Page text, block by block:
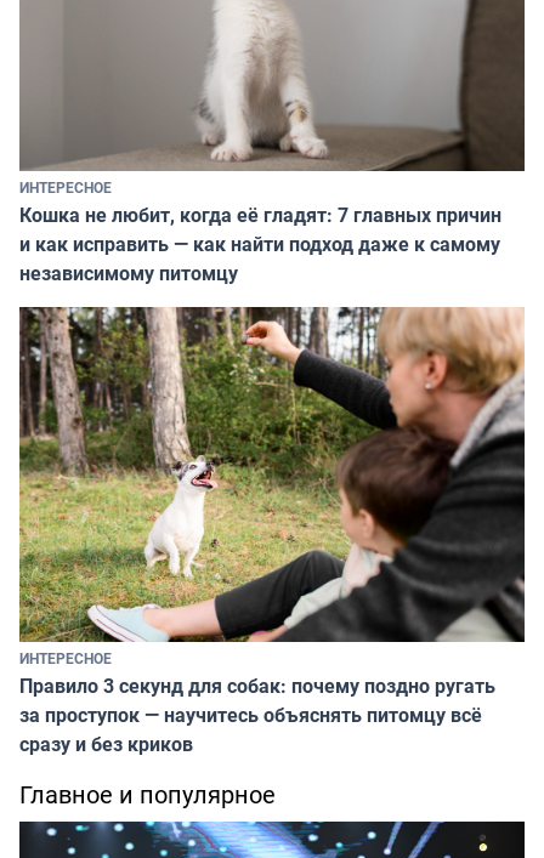
ИНТЕРЕСНОЕ
Кошка не любит, когда её гладят: 7 главных причин
и как исправить — как найти подход даже к самому
независимому питомцу
ИНТЕРЕСНОЕ
Правило 3 секунд для собак: почему поздно ругать
за проступок — научитесь объяснять питомцу всё
сразу и без криков
Главное и популярное